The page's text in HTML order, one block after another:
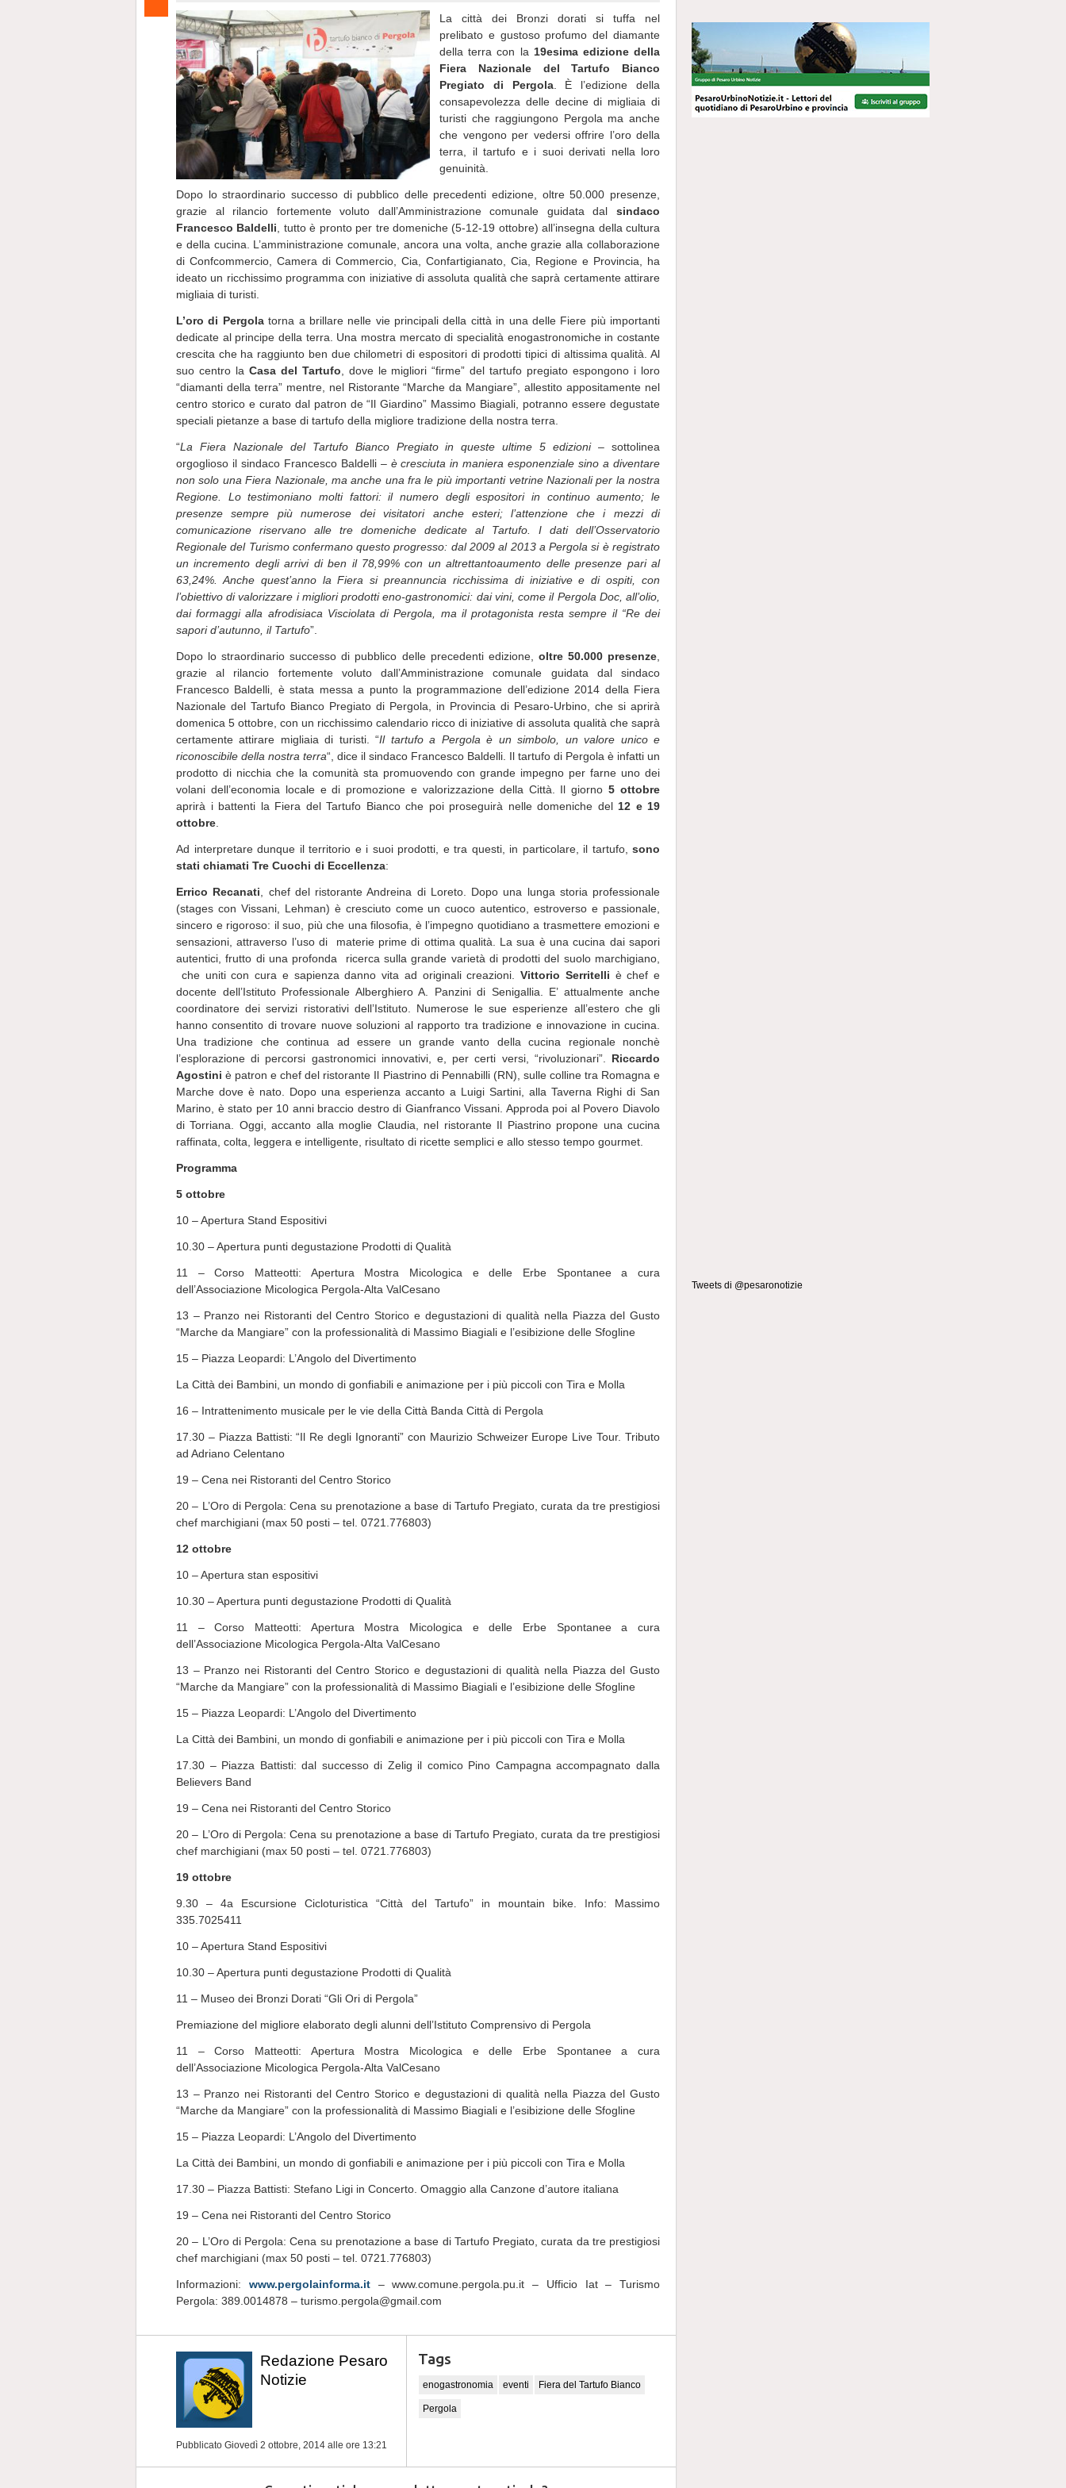
La città dei Bronzi dorati si tuffa nel
prelibato e gustoso profumo del diamante
della terra con la 19esima edizione della
Fiera Nazionale del Tartufo Bianco
Pregiato di Pergola. È l’edizione della
consapevolezza delle decine di migliaia di
turisti che raggiungono Pergola ma anche
che vengono per vedersi offrire l’oro della
terra, il tartufo e i suoi derivati nella loro
genuinità.
Dopo lo straordinario successo di pubblico delle precedenti edizione, oltre 50.000 presenze,
grazie al rilancio fortemente voluto dall’Amministrazione comunale guidata dal sindaco
Francesco Baldelli , tutto è pronto per tre domeniche (5-12-19 ottobre) all’insegna della cultura
e della cucina. L’amministrazione comunale, ancora una volta, anche grazie alla collaborazione
di Confcommercio, Camera di Commercio, Cia, Confartigianato, Cia, Regione e Provincia, ha
ideato un ricchissimo programma con iniziative di assoluta qualità che saprà certamente attirare
migliaia di turisti.
L’oro di Pergolatorna a brillare nelle vie principali della città in una delle Fiere più importanti
dedicate al principe della terra. Una mostra mercato di specialità enogastronomiche in costante
crescita che ha raggiunto ben due chilometri di espositori di prodotti tipici di altissima qualità. Al
suo centro la Casa del Tartufo , dove le migliori “firme” del tartufo pregiato espongono i loro
“diamanti della terra” mentre, nel Ristorante “Marche da Mangiare”, allestito appositamente nel
centro storico e curato dal patron de “Il Giardino” Massimo Biagiali, potranno essere degustate
speciali pietanze a base di tartufo della migliore tradizione della nostra terra.
“La Fiera Nazionale del Tartufo Bianco Pregiato in queste ultime 5 edizioni– sottolinea
orgoglioso il sindaco Francesco Baldelli – è cresciuta in maniera esponenziale sino a diventare
non solo una Fiera Nazionale, ma anche una fra le più importanti vetrine Nazionali per la nostra
Regione. Lo testimoniano molti fattori: il numero degli espositori in continuo aumento; le
presenze sempre più numerose dei visitatori anche esteri; l’attenzione che i mezzi di
comunicazione riservano alle tre domeniche dedicate al Tartufo. I dati dell’Osservatorio
Regionale del Turismo confermano questo progresso: dal 2009 al 2013 a Pergola si è registrato
un incremento degli arrivi di ben il 78,99% con un altrettantoaumento delle presenze pari al
63,24%. Anche quest’anno la Fiera si preannuncia ricchissima di iniziative e di ospiti, con
l’obiettivo di valorizzare i migliori prodotti eno-gastronomici: dai vini, come il Pergola Doc, all’olio,
dai formaggi alla afrodisiaca Visciolata di Pergola, ma il protagonista resta sempre il “Re dei
sapori d’autunno, il Tartufo”.
Dopo lo straordinario successo di pubblico delle precedenti edizione, oltre 50.000 presenze
grazie al rilancio fortemente voluto dall’Amministrazione comunale guidata dal sindaco
Francesco Baldelli, è stata messa a punto la programmazione dell’edizione 2014 della Fiera
Nazionale del Tartufo Bianco Pregiato di Pergola, in Provincia di Pesaro-Urbino, che si aprirà
domenica 5 ottobre, con un ricchissimo calendario ricco di iniziative di assoluta qualità che saprà
certamente attirare migliaia di turisti. “Il tartufo a Pergola è un simbolo, un valore unico e
riconoscibile della nostra terra“, dice il sindaco Francesco Baldelli. Il tartufo di Pergola è infatti un
prodotto di nicchia che la comunità sta promuovendo con grande impegno per farne uno dei
volani dell’economia locale e di promozione e valorizzazione della Città. Il giorno5 ottobre
aprirà i battenti la Fiera del Tartufo Bianco che poi proseguirà nelle domeniche del 12 e 19
ottobre
Ad interpretare dunque il territorio e i suoi prodotti, e tra questi, in particolare, il tartufo, sono
stati chiamati Tre Cuochi di Eccellenza:
Errico Recanati , chef del ristorante Andreina di Loreto. Dopo una lunga storia professionale
(stages con Vissani, Lehman) è cresciuto come un cuoco autentico, estroverso e passionale,
sincero e rigoroso: il suo, più che una filosofia, è l’impegno quotidiano a trasmettere emozioni e
sensazioni, attraverso l’uso di materie prime di ottima qualità. La sua è una cucina dai sapori
autentici, frutto di una profonda ricerca sulla grande varietà di prodotti del suolo marchigiano,
che uniti con cura e sapienza danno vita ad originali creazioni. Vittorio Serritelli è chef e
docente dell’Istituto Professionale Alberghiero A. Panzini di Senigallia. E’ attualmente anche
coordinatore dei servizi ristorativi dell’Istituto. Numerose le sue esperienze all’estero che gli
hanno consentito di trovare nuove soluzioni al rapporto tra tradizione e innovazione in cucina.
Una tradizione che continua ad essere un grande vanto della cucina regionale nonchè
l’esplorazione di percorsi gastronomici innovativi, e, per certi versi, “rivoluzionari”. Riccardo
Agostiniè patron e chef del ristorante Il Piastrino di Pennabilli (RN), sulle colline tra Romagna e
Marche dove è nato. Dopo una esperienza accanto a Luigi Sartini, alla Taverna Righi di San
Marino, è stato per 10 anni braccio destro di Gianfranco Vissani. Approda poi al Povero Diavolo
di Torriana. Oggi, accanto alla moglie Claudia, nel ristorante Il Piastrino propone una cucina
raffinata, colta, leggera e intelligente, risultato di ricette semplici e allo stesso tempo gourmet.
Programma
5 ottobre
10 – Apertura Stand Espositivi
10.30 – Apertura punti degustazione Prodotti di Qualità
11 – Corso Matteotti: Apertura Mostra Micologica e delle Erbe Spontanee a cura
dell’Associazione Micologica Pergola-Alta ValCesano
13 – Pranzo nei Ristoranti del Centro Storico e degustazioni di qualità nella Piazza del Gusto
“Marche da Mangiare” con la professionalità di Massimo Biagiali e l’esibizione delle Sfogline
15 – Piazza Leopardi: L’Angolo del Divertimento
La Città dei Bambini, un mondo di gonfiabili e animazione per i più piccoli con Tira e Molla
16 – Intrattenimento musicale per le vie della Città Banda Città di Pergola
17.30 – Piazza Battisti: “Il Re degli Ignoranti” con Maurizio Schweizer Europe Live Tour. Tributo
ad Adriano Celentano
19 – Cena nei Ristoranti del Centro Storico
20 – L’Oro di Pergola: Cena su prenotazione a base di Tartufo Pregiato, curata da tre prestigiosi
chef marchigiani (max 50 posti – tel. 0721.776803)
12 ottobre
10 – Apertura stan espositivi
10.30 – Apertura punti degustazione Prodotti di Qualità
11 – Corso Matteotti: Apertura Mostra Micologica e delle Erbe Spontanee a cura
dell’Associazione Micologica Pergola-Alta ValCesano
13 – Pranzo nei Ristoranti del Centro Storico e degustazioni di qualità nella Piazza del Gusto
“Marche da Mangiare” con la professionalità di Massimo Biagiali e l’esibizione delle Sfogline
15 – Piazza Leopardi: L’Angolo del Divertimento
La Città dei Bambini, un mondo di gonfiabili e animazione per i più piccoli con Tira e Molla
17.30 – Piazza Battisti: dal successo di Zelig il comico Pino Campagna accompagnato dalla
Believers Band
19 – Cena nei Ristoranti del Centro Storico
20 – L’Oro di Pergola: Cena su prenotazione a base di Tartufo Pregiato, curata da tre prestigiosi
chef marchigiani (max 50 posti – tel. 0721.776803)
19 ottobre
9.30 – 4a Escursione Cicloturistica “Città del Tartufo” in mountain bike. Info: Massimo
335.7025411
10 – Apertura Stand Espositivi
10.30 – Apertura punti degustazione Prodotti di Qualità
11 – Museo dei Bronzi Dorati “Gli Ori di Pergola”
Premiazione del migliore elaborato degli alunni dell’Istituto Comprensivo di Pergola
11 – Corso Matteotti: Apertura Mostra Micologica e delle Erbe Spontanee a cura
dell’Associazione Micologica Pergola-Alta ValCesano
13 – Pranzo nei Ristoranti del Centro Storico e degustazioni di qualità nella Piazza del Gusto
“Marche da Mangiare” con la professionalità di Massimo Biagiali e l’esibizione delle Sfogline
15 – Piazza Leopardi: L’Angolo del Divertimento
La Città dei Bambini, un mondo di gonfiabili e animazione per i più piccoli con Tira e Molla
17.30 – Piazza Battisti: Stefano Ligi in Concerto. Omaggio alla Canzone d’autore italiana
19 – Cena nei Ristoranti del Centro Storico
20 – L’Oro di Pergola: Cena su prenotazione a base di Tartufo Pregiato, curata da tre prestigiosi
chef marchigiani (max 50 posti – tel. 0721.776803)
Informazioni: www.pergolainforma.it– www.comune.pergola.pu.it – Ufficio Iat – Turismo
Pergola: 389.0014878 – turismo.pergola@gmail.com
Redazione Pesaro
Notizie
Pubblicato Giovedì 2 ottobre, 2014 alle ore 13:21
Tags
enogastronomia eventi Fiera del Tartufo Bianco
Pergola
Tweets di @pesaronotizie